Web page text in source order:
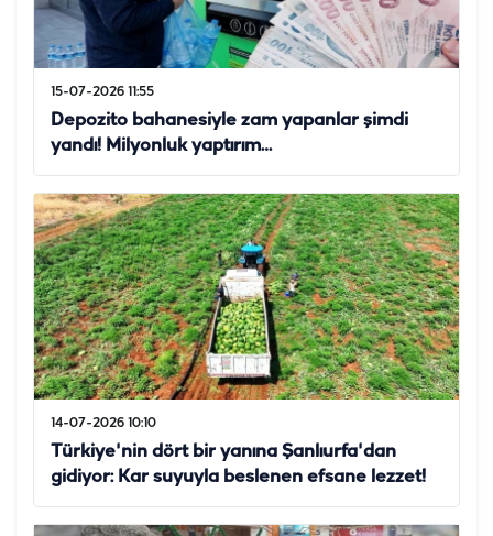
15-07-2026 11:55
Depozito bahanesiyle zam yapanlar şimdi
yandı! Milyonluk yaptırım…
14-07-2026 10:10
Türkiye'nin dört bir yanına Şanlıurfa'dan
gidiyor: Kar suyuyla beslenen efsane lezzet!